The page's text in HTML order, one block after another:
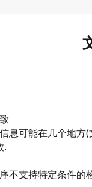
息可能在几个地
.
不支持特定条件的